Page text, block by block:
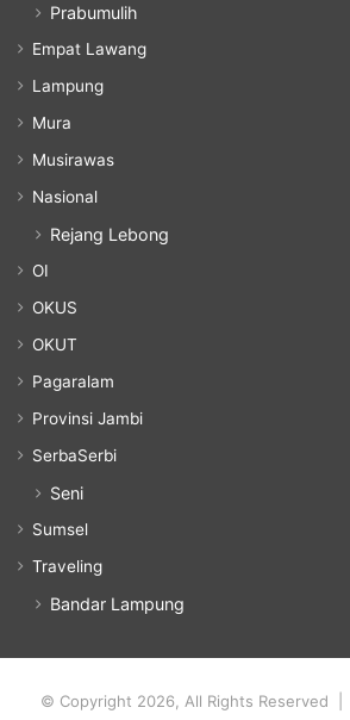
Prabumulih
Empat Lawang
Lampung
Mura
Musirawas
Nasional
Rejang Lebong
OI
OKUS
OKUT
Pagaralam
Provinsi Jambi
SerbaSerbi
Seni
Sumsel
Traveling
Bandar Lampung
© Copyright 2026, All Rights Reserved |